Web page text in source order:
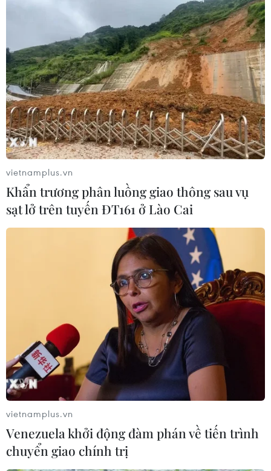
vietnamplus.vn
Khẩn trương phân luồng giao thông sau vụ
sạt lở trên tuyến ĐT161 ở Lào Cai
vietnamplus.vn
Venezuela khởi động đàm phán về tiến trình
chuyển giao chính trị